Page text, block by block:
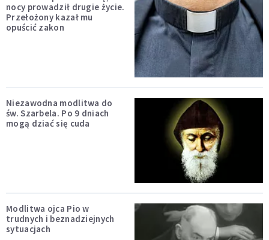
nocy prowadził drugie życie.
Przełożony kazał mu
opuścić zakon
Niezawodna modlitwa do
św. Szarbela. Po 9 dniach
mogą dziać się cuda
Modlitwa ojca Pio w
trudnych i beznadziejnych
sytuacjach